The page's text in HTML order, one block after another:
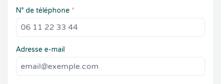
N° de téléphone *
Adresse e-mail